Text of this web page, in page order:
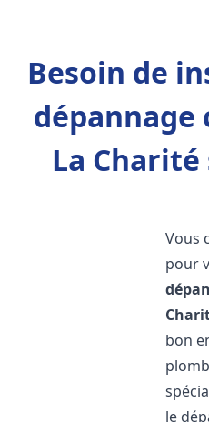
Besoin de
dépannage
La
Vous
pour
bon
le